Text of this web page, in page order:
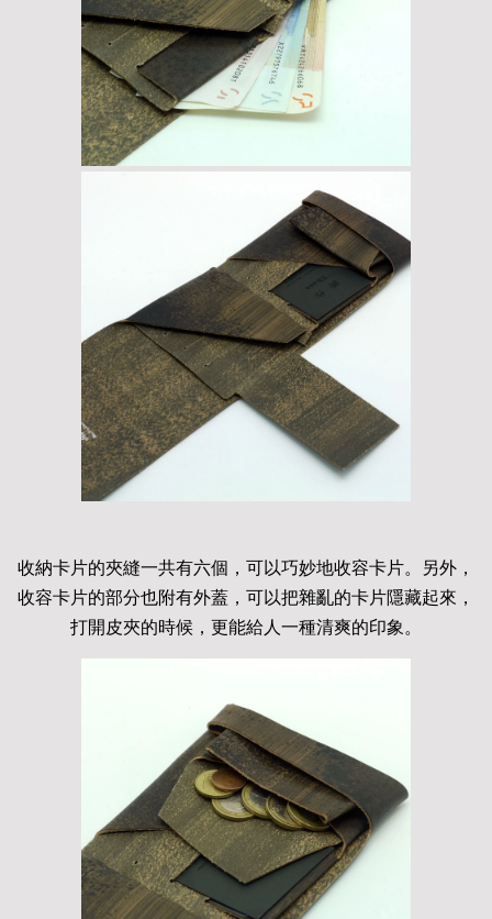
收納卡片的夾縫一共有六個，可以巧妙地收容卡片。另外，
收容卡片的部分也附有外蓋，可以把雜亂的卡片隱藏起來，
打開皮夾的時候，更能給人一種清爽的印象。